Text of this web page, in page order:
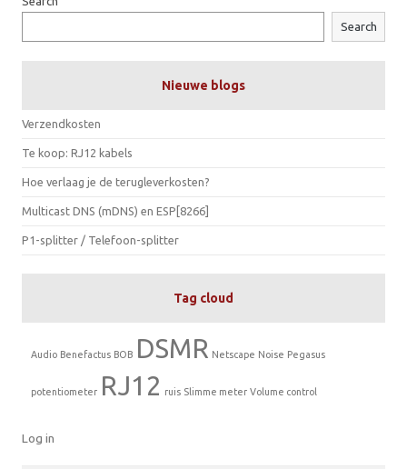
Search
Nieuwe blogs
Verzendkosten
Te koop: RJ12 kabels
Hoe verlaag je de terugleverkosten?
Multicast DNS (mDNS) en ESP[8266]
P1-splitter / Telefoon-splitter
Tag cloud
Audio Benefactus BOB DSMR Netscape Noise Pegasus
potentiometer RJ12 ruis Slimme meter Volume control
Log in